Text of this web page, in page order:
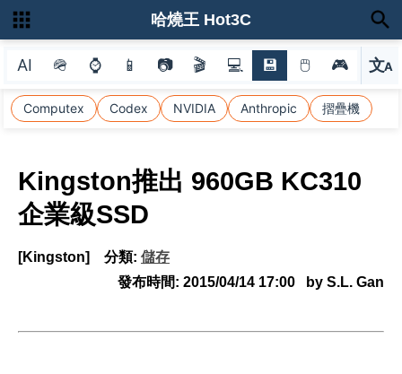
AI 🪖 ⌚ 📱 📷 🎬 💻 💾 🖱 🎮 文A
選
Computex Codex NVIDIA Anthropic 摺疊機
哈燒王 Hot3C
Kingston推出 960GB KC310
企業級SSD
[Kingston] 分類: 儲存
發布時間: 2015/04/14 17:00 by S.L. Gan